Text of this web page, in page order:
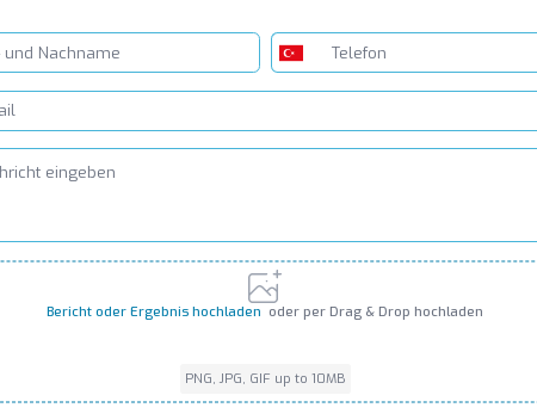
Bericht oder Ergebnis hochladen oder per Drag & Drop hochladen
PNG, JPG, GIF up to 10MB